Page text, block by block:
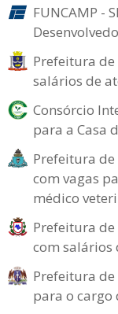
FUNCAMP -
Prefeitura
salários de
Consórcio
para a Casa
Prefeitura de
com vagas
médico
Prefeitura
com salários
Prefeitura
para o cargo